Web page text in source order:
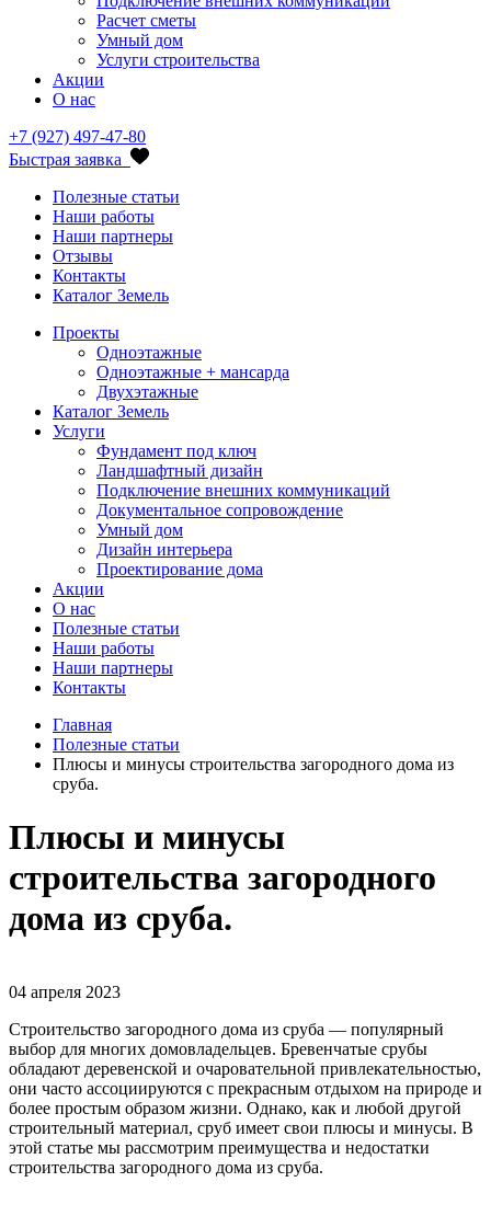
Расчет сметы
Умный дом
Услуги строительства
Акции
О нас
+7 (927) 497-47-80
Быстрая заявка
Полезные статьи
Наши работы
Наши партнеры
Отзывы
Контакты
Каталог Земель
Проекты
Одноэтажные
Одноэтажные + мансарда
Двухэтажные
Каталог Земель
Услуги
Фундамент под ключ
Ландшафтный дизайн
Подключение внешних коммуникаций
Документальное сопровождение
Умный дом
Дизайн интерьера
Проектирование дома
Акции
О нас
Полезные статьи
Наши работы
Наши партнеры
Контакты
Главная
Полезные статьи
Плюсы и минусы строительства загородного дома из
сруба.
Плюсы и минусы
строительства загородного
дома из сруба.
04 апреля 2023
Строительство загородного дома из сруба — популярный
выбор для многих домовладельцев. Бревенчатые срубы
обладают деревенской и очаровательной привлекательностью,
они часто ассоциируются с прекрасным отдыхом на природе и
более простым образом жизни. Однако, как и любой другой
строительный материал, сруб имеет свои плюсы и минусы. В
этой статье мы рассмотрим преимущества и недостатки
строительства загородного дома из сруба.